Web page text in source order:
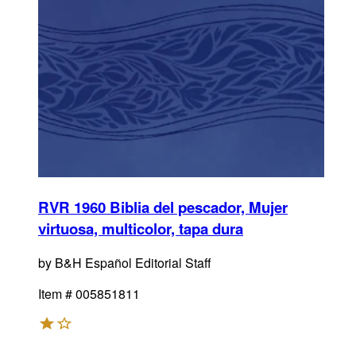
RVR 1960 Biblia del pescador, Mujer
virtuosa, multicolor, tapa dura
by B&H Español Editorial Staff
Item #005851811